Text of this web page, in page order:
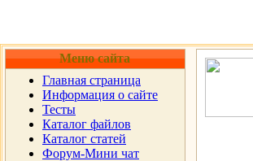
Меню сайта
Главная страница
Информация о сайте
Тесты
Каталог файлов
Каталог статей
Форум-Мини чат